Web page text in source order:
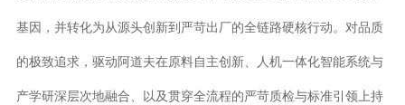
基因，并转化为从源头创新到严苛出厂的全链路硬核行动。对品质
的极致追求，驱动阿道夫在原料自主创新、人机一体化智能系统与
产学研深层次地融合、以及贯穿全流程的严苛质检与标准引领上持